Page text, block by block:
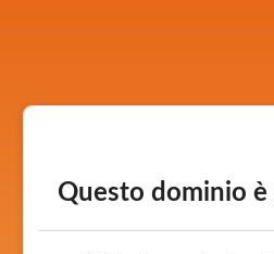
Questo dominio